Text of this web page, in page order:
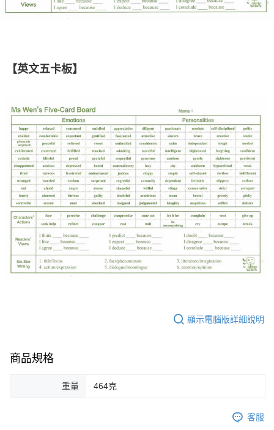
【英文五卡板】
顯示電腦版詳細說明
商品規格
重量 464克
客服